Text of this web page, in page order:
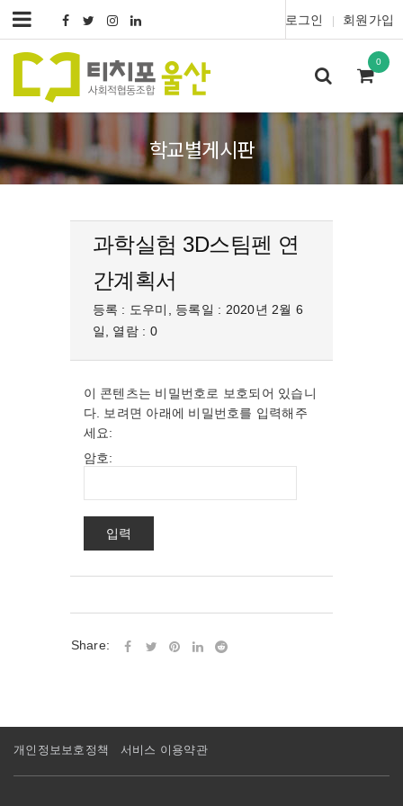
로그인 회원가입
0
학교별게시판
과학실험 3D스팀펜 연
간계획서
등록 : 도우미, 등록일 : 2020년 2월 6
일, 열람 : 0
이 콘텐츠는 비밀번호로 보호되어 있습니
다. 보려면 아래에 비밀번호를 입력해주
세요:
암호:
Share:
개인정보보호정책 서비스 이용약관